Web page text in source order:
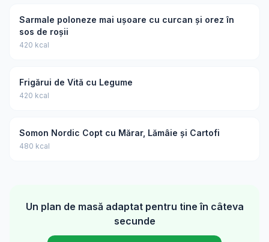
Sarmale poloneze mai ușoare cu curcan și orez în
sos de roșii
420 kcal
Frigărui de Vită cu Legume
420 kcal
Somon Nordic Copt cu Mărar, Lămâie și Cartofi
480 kcal
Un plan de masă adaptat pentru tine în câteva
secunde